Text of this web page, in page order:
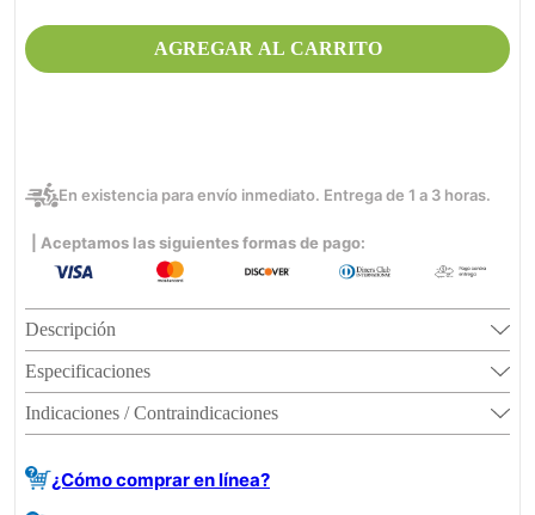
AGREGAR AL CARRITO
En existencia para envío inmediato. Entrega de 1 a 3 horas.
| Aceptamos las siguientes formas de pago:
Descripción
Especificaciones
Indicaciones / Contraindicaciones
¿Cómo comprar en línea?